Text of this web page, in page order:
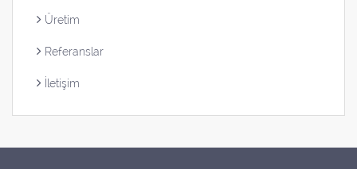
Üretim
Referanslar
İletişim